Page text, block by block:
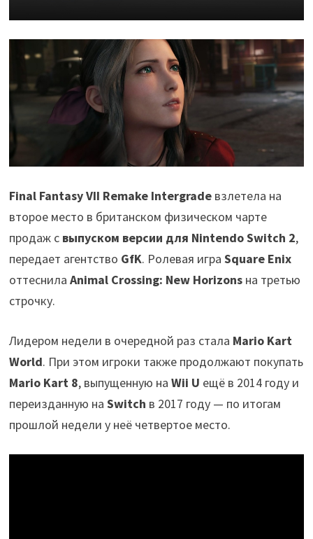
Final Fantasy VII Remake Intergradeвзлетела на
второе место в британском физическом чарте
продаж с выпуском версии для Nintendo Switch 2,
передает агентство GfK. Ролевая игра Square Enix
оттеснила Animal Crossing: New Horizons на третью
строчку.
Лидером недели в очередной раз стала Mario Kart
World. При этом игроки также продолжают покупать
Mario Kart 8, выпущенную на Wii U ещё в 2014 году и
переизданную на Switch в 2017 году — по итогам
прошлой недели у неё четвертое место.